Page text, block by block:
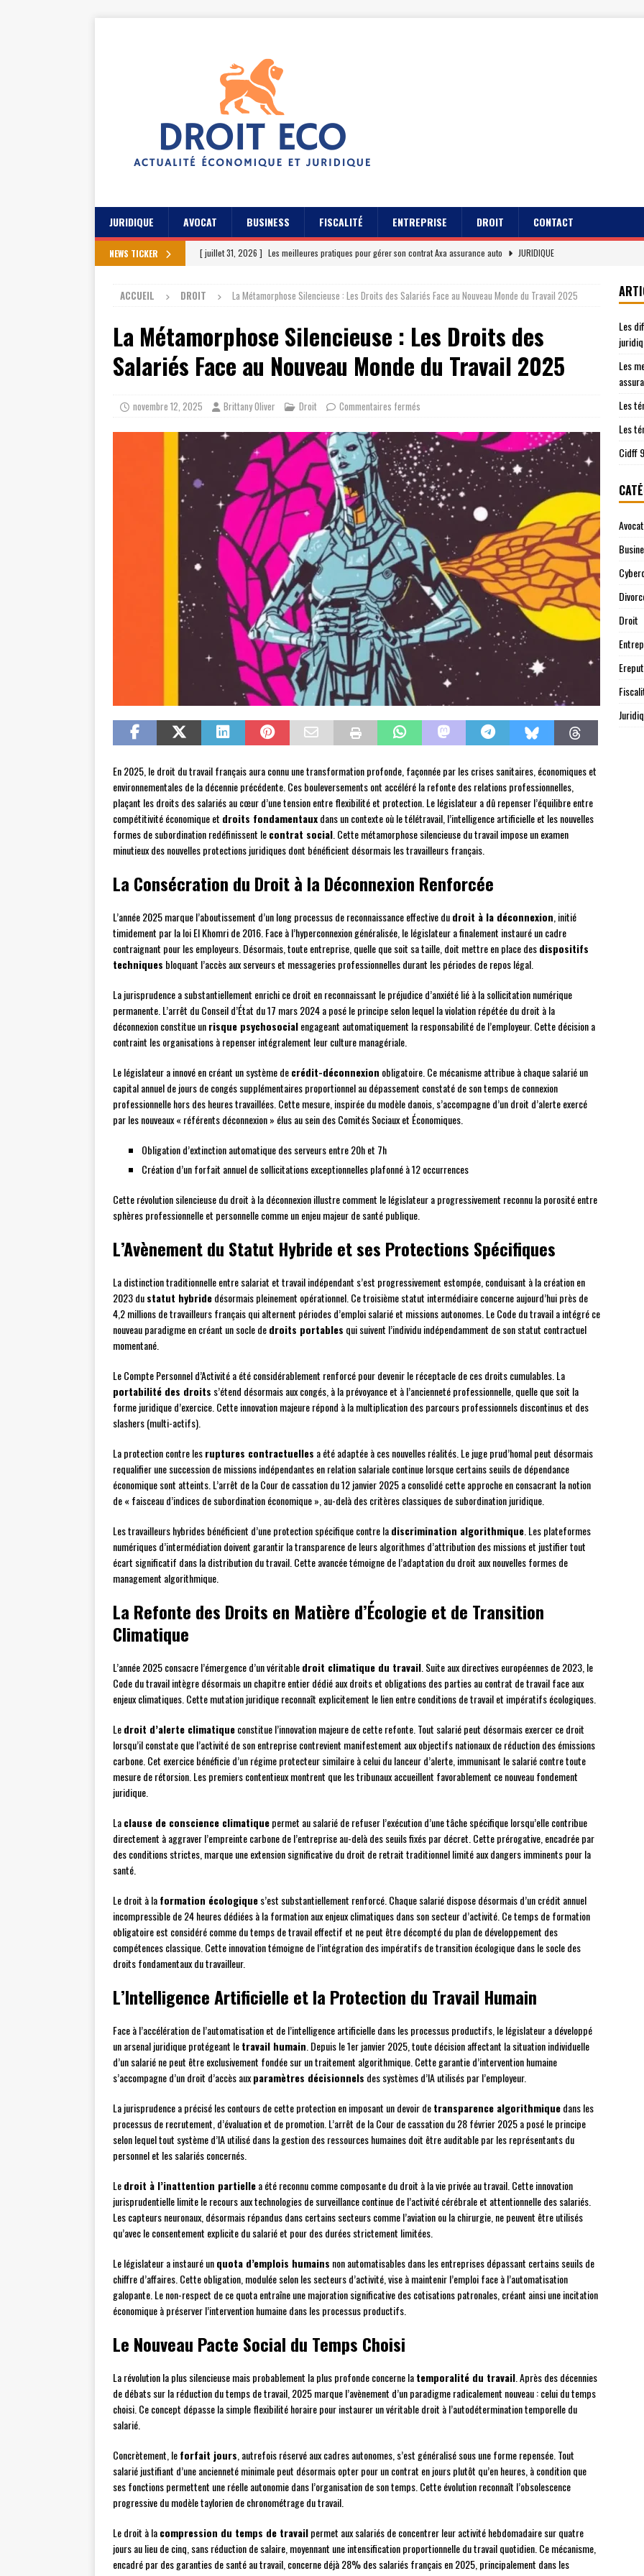
JURIDIQUE AVOCAT BUSINESS FISCALITÉ ENTREPRISE DROIT CONTACT
NEWS TICKER [ juillet 31, 2026 ] Les meilleures pratiques pour gérer son contrat Axa assurance auto
JURIDIQUE
[ juillet 23, 2026 ] Les témoignages clients sur Axa assurance auto en 2026
EREPUTATION
[ juillet 19, 2026 ]
Cidff 94 : Quelles démarches juridiques sont prises en charge
JURIDIQUE
[ août 4, 2026 ] Les différences entre le Cidff 94 et d’autres services juridiques JURIDIQUE
ACCUEIL DROIT La Métamorphose Silencieuse : Les Droits des Salariés Face au Nouveau Monde du Travail 2025
La Métamorphose Silencieuse : Les Droits des
Salariés Face au Nouveau Monde du Travail 2025
novembre 12, 2025 Brittany Oliver Droit Commentaires fermés
En 2025, le droit du travail français aura connu une transformation profonde, façonnée par les crises sanitaires, économiques et
environnementales de la décennie précédente. Ces bouleversements ont accéléré la refonte des relations professionnelles,
plaçant les droits des salariés au cœur d’une tension entre flexibilité et protection. Le législateur a dû repenser l’équilibre entre
compétitivité économique et droits fondamentauxdans un contexte où le télétravail, l’intelligence artificielle et les nouvelles
formes de subordination redéfinissent lecontrat social . Cette métamorphose silencieuse du travail impose un examen
minutieux des nouvelles protections juridiques dont bénéficient désormais les travailleurs français.
La Consécration du Droit à la Déconnexion Renforcée
L’année 2025 marque l’aboutissement d’un long processus de reconnaissance effective dudroit à la déconnexion , initié
timidement par la loi El Khomri de 2016. Face à l’hyperconnexion généralisée, le législateur a finalement instauré un cadre
contraignant pour les employeurs. Désormais, toute entreprise, quelle que soit sa taille, doit mettre en place desdispositifs
techniques bloquant l’accès aux serveurs et messageries professionnelles durant les périodes de repos légal.
La jurisprudence a substantiellement enrichi ce droit en reconnaissant le préjudice d’anxiété lié à la sollicitation numérique
permanente. L’arrêt du Conseil d’État du 17 mars 2024 a posé le principe selon lequel la violation répétée du droit à la
déconnexion constitue unrisque psychosocialengageant automatiquement la responsabilité de l’employeur. Cette décision a
contraint les organisations à repenser intégralement leur culture managériale.
Le législateur a innové en créant un système decrédit-déconnexion obligatoire. Ce mécanisme attribue à chaque salarié un
capital annuel de jours de congés supplémentaires proportionnel au dépassement constaté de son temps de connexion
professionnelle hors des heures travaillées. Cette mesure, inspirée du modèle danois, s’accompagne d’un droit d’alerte exercé
par les nouveaux « référents déconnexion » élus au sein des Comités Sociaux et Économiques.
Obligation d’extinction automatique des serveurs entre 20h et 7h
Création d’un forfait annuel de sollicitations exceptionnelles plafonné à 12 occurrences
Cette révolution silencieuse du droit à la déconnexion illustre comment le législateur a progressivement reconnu la porosité entre
sphères professionnelle et personnelle comme un enjeu majeur de santé publique.
L’Avènement du Statut Hybride et ses Protections Spécifiques
La distinction traditionnelle entre salariat et travail indépendant s’est progressivement estompée, conduisant à la création en
2023 dustatut hybridedésormais pleinement opérationnel. Ce troisième statut intermédiaire concerne aujourd’hui près de
4,2 millions de travailleurs français qui alternent périodes d’emploi salarié et missions autonomes. Le Code du travail a intégré ce
nouveau paradigme en créant un socle dedroits portables qui suivent l’individu indépendamment de son statut contractuel
momentané.
Le Compte Personnel d’Activité a été considérablement renforcé pour devenir le réceptacle de ces droits cumulables. La
portabilité des droits s’étend désormais aux congés, à la prévoyance et à l’ancienneté professionnelle, quelle que soit la
forme juridique d’exercice. Cette innovation majeure répond à la multiplication des parcours professionnels discontinus et des
slashers (multi-actifs).
La protection contre lesruptures contractuelles a été adaptée à ces nouvelles réalités. Le juge prud’homal peut désormais
requalifier une succession de missions indépendantes en relation salariale continue lorsque certains seuils de dépendance
économique sont atteints. L’arrêt de la Cour de cassation du 12 janvier 2025 a consolidé cette approche en consacrant la notion
de « faisceau d’indices de subordination économique », au-delà des critères classiques de subordination juridique.
Les travailleurs hybrides bénéficient d’une protection spécifique contre ladiscrimination algorithmique . Les plateformes
numériques d’intermédiation doivent garantir la transparence de leurs algorithmes d’attribution des missions et justifier tout
écart significatif dans la distribution du travail. Cette avancée témoigne de l’adaptation du droit aux nouvelles formes de
management algorithmique.
La Refonte des Droits en Matière d’Écologie et de Transition
Climatique
L’année 2025 consacre l’émergence d’un véritabledroit climatique du travail . Suite aux directives européennes de 2023, le
Code du travail intègre désormais un chapitre entier dédié aux droits et obligations des parties au contrat de travail face aux
enjeux climatiques. Cette mutation juridique reconnaît explicitement le lien entre conditions de travail et impératifs écologiques.
Ledroit d’alerte climatiqueconstitue l’innovation majeure de cette refonte. Tout salarié peut désormais exercer ce droit
lorsqu’il constate que l’activité de son entreprise contrevient manifestement aux objectifs nationaux de réduction des émissions
carbone. Cet exercice bénéficie d’un régime protecteur similaire à celui du lanceur d’alerte, immunisant le salarié contre toute
mesure de rétorsion. Les premiers contentieux montrent que les tribunaux accueillent favorablement ce nouveau fondement
juridique.
Laclause de conscience climatiquepermet au salarié de refuser l’exécution d’une tâche spécifique lorsqu’elle contribue
directement à aggraver l’empreinte carbone de l’entreprise au-delà des seuils fixés par décret. Cette prérogative, encadrée par
des conditions strictes, marque une extension significative du droit de retrait traditionnel limité aux dangers imminents pour la
santé.
Le droit à laformation écologiques’est substantiellement renforcé. Chaque salarié dispose désormais d’un crédit annuel
incompressible de 24 heures dédiées à la formation aux enjeux climatiques dans son secteur d’activité. Ce temps de formation
obligatoire est considéré comme du temps de travail effectif et ne peut être décompté du plan de développement des
compétences classique. Cette innovation témoigne de l’intégration des impératifs de transition écologique dans le socle des
droits fondamentaux du travailleur.
L’Intelligence Artificielle et la Protection du Travail Humain
Face à l’accélération de l’automatisation et de l’intelligence artificielle dans les processus productifs, le législateur a développé
un arsenal juridique protégeant letravail humain . Depuis le 1er janvier 2025, toute décision affectant la situation individuelle
d’un salarié ne peut être exclusivement fondée sur un traitement algorithmique. Cette garantie d’intervention humaine
s’accompagne d’un droit d’accès auxparamètres décisionnels des systèmes d’IA utilisés par l’employeur.
La jurisprudence a précisé les contours de cette protection en imposant un devoir detransparence algorithmiquedans les
processus de recrutement, d’évaluation et de promotion. L’arrêt de la Cour de cassation du 28 février 2025 a posé le principe
selon lequel tout système d’IA utilisé dans la gestion des ressources humaines doit être auditable par les représentants du
personnel et les salariés concernés.
Ledroit à l’inattention partiellea été reconnu comme composante du droit à la vie privée au travail. Cette innovation
jurisprudentielle limite le recours aux technologies de surveillance continue de l’activité cérébrale et attentionnelle des salariés.
Les capteurs neuronaux, désormais répandus dans certains secteurs comme l’aviation ou la chirurgie, ne peuvent être utilisés
qu’avec le consentement explicite du salarié et pour des durées strictement limitées.
Le législateur a instauré unquota d’emplois humains non automatisables dans les entreprises dépassant certains seuils de
chiffre d’affaires. Cette obligation, modulée selon les secteurs d’activité, vise à maintenir l’emploi face à l’automatisation
galopante. Le non-respect de ce quota entraîne une majoration significative des cotisations patronales, créant ainsi une incitation
économique à préserver l’intervention humaine dans les processus productifs.
Le Nouveau Pacte Social du Temps Choisi
La révolution la plus silencieuse mais probablement la plus profonde concerne latemporalité du travail . Après des décennies
de débats sur la réduction du temps de travail, 2025 marque l’avènement d’un paradigme radicalement nouveau : celui du temps
choisi. Ce concept dépasse la simple flexibilité horaire pour instaurer un véritable droit à l’autodétermination temporelle du
salarié.
Concrètement, leforfait jours , autrefois réservé aux cadres autonomes, s’est généralisé sous une forme repensée. Tout
salarié justifiant d’une ancienneté minimale peut désormais opter pour un contrat en jours plutôt qu’en heures, à condition que
ses fonctions permettent une réelle autonomie dans l’organisation de son temps. Cette évolution reconnaît l’obsolescence
progressive du modèle taylorien de chronométrage du travail.
Le droit à lacompression du temps de travailpermet aux salariés de concentrer leur activité hebdomadaire sur quatre
jours au lieu de cinq, sans réduction de salaire, moyennant une intensification proportionnelle du travail quotidien. Ce mécanisme,
encadré par des garanties de santé au travail, concerne déjà 28% des salariés français en 2025, principalement dans les
Les
Les
Les
Les
Cidff
Avocat
Droit